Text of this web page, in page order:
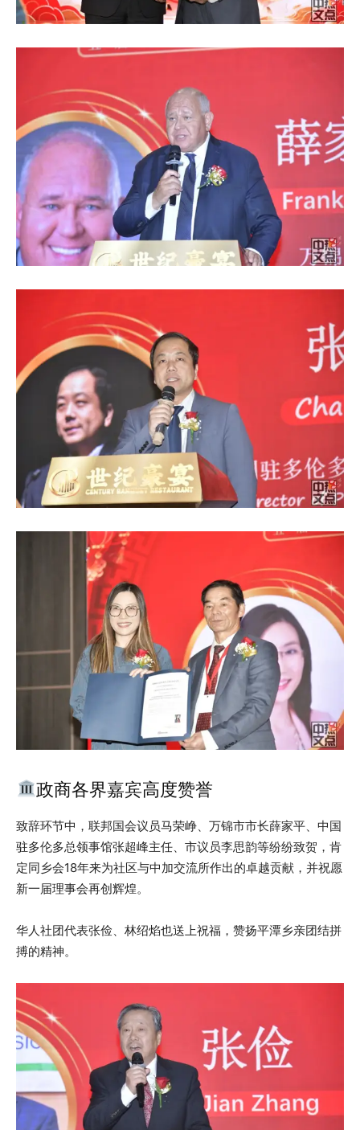
政商各界嘉宾高度赞誉
致辞环节中，联邦国会议员马荣峥、万锦市市长薛家平、中国
驻多伦多总领事馆张超峰主任、市议员李思韵等纷纷致贺，肯
定同乡会18年来为社区与中加交流所作出的卓越贡献，并祝愿
新一届理事会再创辉煌。
华人社团代表张俭、林绍焰也送上祝福，赞扬平潭乡亲团结拼
搏的精神。